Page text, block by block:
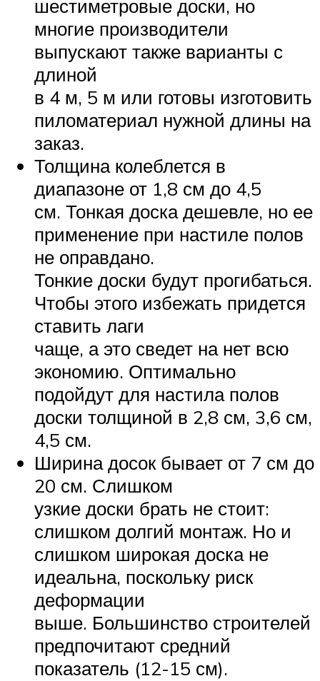
шестиметровые доски, но
многие производители
выпускают также варианты с
длиной
в 4 м, 5 м или готовы изготовить
пиломатериал нужной длины на
заказ.
Толщина колеблется в
диапазоне от 1,8 см до 4,5
см. Тонкая доска дешевле, но ее
применение при настиле полов
не оправдано.
Тонкие доски будут прогибаться.
Чтобы этого избежать придется
ставить лаги
чаще, а это сведет на нет всю
экономию. Оптимально
подойдут для настила полов
доски толщиной в 2,8 см, 3,6 см,
4,5 см.
Ширина досок бывает от 7 см до
20 см. Слишком
узкие доски брать не стоит:
слишком долгий монтаж. Но и
слишком широкая доска не
идеальна, поскольку риск
деформации
выше. Большинство строителей
предпочитают средний
показатель (12-15 см).